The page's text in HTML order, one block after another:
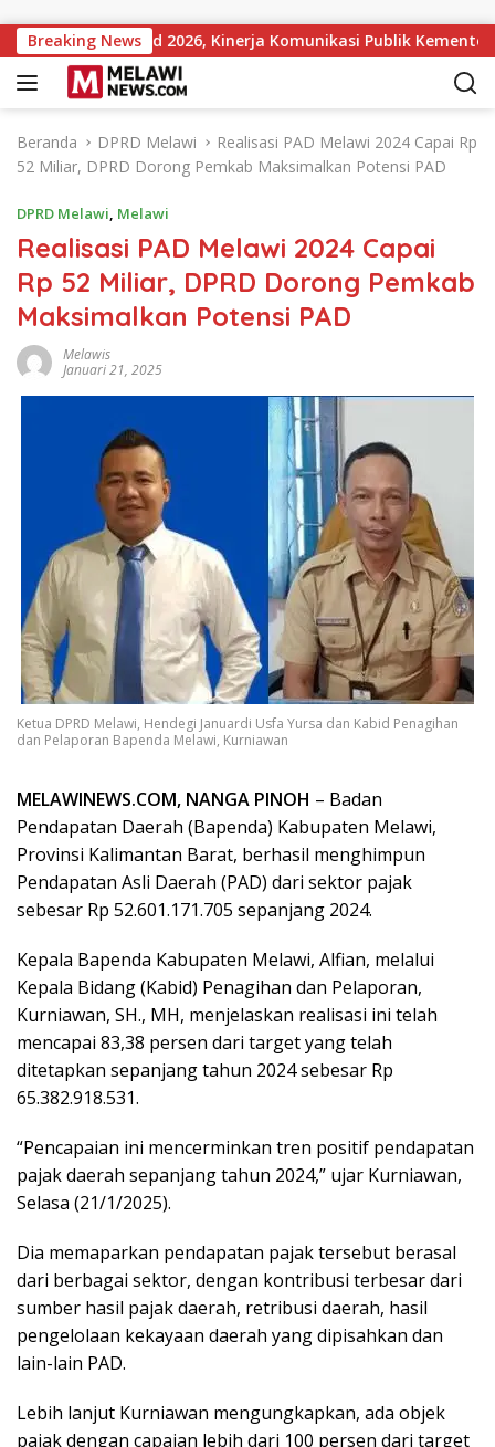
Breaking News
Award 2026, Kinerja Komunikasi Publik Kementerian
Beranda DPRD Melawi
Realisasi PAD Melawi 2024 Capai Rp
52 Miliar, DPRD Dorong Pemkab Maksimalkan Potensi PAD
DPRD Melawi, Melawi
Realisasi PAD Melawi 2024 Capai
Rp 52 Miliar, DPRD Dorong Pemkab
Maksimalkan Potensi PAD
Melawis
Januari 21, 2025
Ketua DPRD Melawi, Hendegi Januardi Usfa Yursa dan Kabid Penagihan
dan Pelaporan Bapenda Melawi, Kurniawan
MELAWINEWS.COM, NANGA PINOH – Badan
Pendapatan Daerah (Bapenda) Kabupaten Melawi,
Provinsi Kalimantan Barat, berhasil menghimpun
Pendapatan Asli Daerah (PAD) dari sektor pajak
sebesar Rp 52.601.171.705 sepanjang 2024.
Kepala Bapenda Kabupaten Melawi, Alfian, melalui
Kepala Bidang (Kabid) Penagihan dan Pelaporan,
Kurniawan, SH., MH, menjelaskan realisasi ini telah
mencapai 83,38 persen dari target yang telah
ditetapkan sepanjang tahun 2024 sebesar Rp
65.382.918.531.
“Pencapaian ini mencerminkan tren positif pendapatan
pajak daerah sepanjang tahun 2024,” ujar Kurniawan,
Selasa (21/1/2025).
Dia memaparkan pendapatan pajak tersebut berasal
dari berbagai sektor, dengan kontribusi terbesar dari
sumber hasil pajak daerah, retribusi daerah, hasil
pengelolaan kekayaan daerah yang dipisahkan dan
lain-lain PAD.
Lebih lanjut Kurniawan mengungkapkan, ada objek
pajak dengan capaian lebih dari 100 persen dari target